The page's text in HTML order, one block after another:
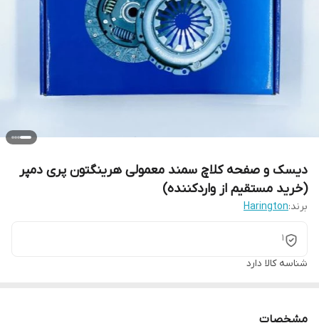
دیسک و صفحه کلاچ سمند معمولی هرینگتون پری دمپر
(خرید مستقیم از واردکننده)
برند:Harington
1
شناسه کالا دارد
مشخصات